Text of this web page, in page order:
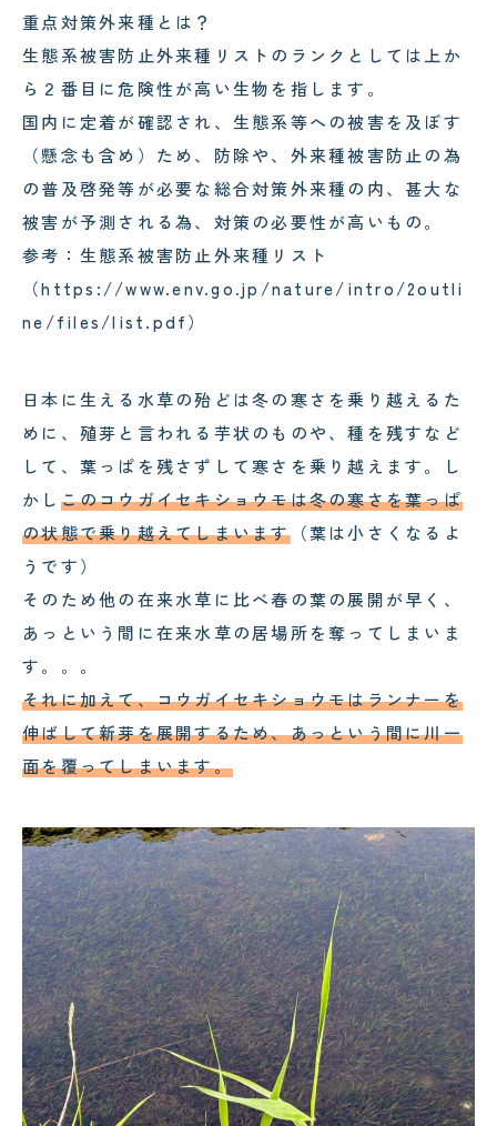
重点対策外来種とは？
生態系被害防止外来種リストのランクとしては上か
ら２番目に危険性が高い生物を指します。
国内に定着が確認され、生態系等への被害を及ぼす
（懸念も含め）ため、防除や、外来種被害防止の為
の普及啓発等が必要な総合対策外来種の内、甚大な
被害が予測される為、対策の必要性が高いもの。
参考：生態系被害防止外来種リスト
（https://www.env.go.jp/nature/intro/2outli
ne/files/list.pdf）
日本に生える水草の殆どは冬の寒さを乗り越えるた
めに、殖芽と言われる芋状のものや、種を残すなど
して、葉っぱを残さずして寒さを乗り越えます。し
かし このコウガイセキショウモは冬の寒さを葉っぱ
の状態で乗り越えてしまいます（葉は小さくなるよ
うです）
そのため他の在来水草に比べ春の葉の展開が早く、
あっという間に在来水草の居場所を奪ってしまいま
す。。。
それに加えて、コウガイセキショウモはランナーを
伸ばして新芽を展開するため、あっという間に川一
面を覆ってしまいます。